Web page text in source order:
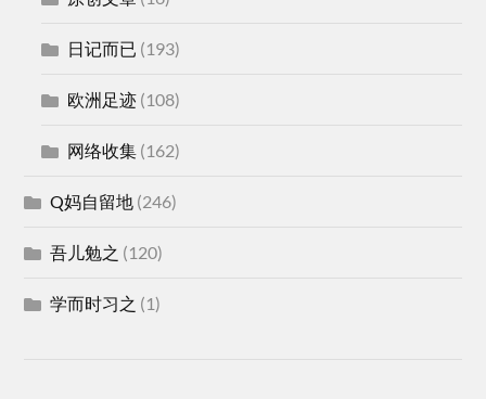
日记而已 (193)
欧洲足迹 (108)
网络收集 (162)
Q妈自留地 (246)
吾儿勉之 (120)
学而时习之 (1)